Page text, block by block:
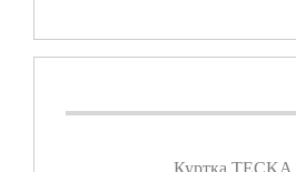
Куртка TECKA